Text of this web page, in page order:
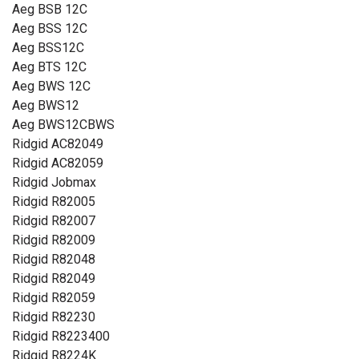
Aeg BSB 12C
Aeg BSS 12C
Aeg BSS12C
Aeg BTS 12C
Aeg BWS 12C
Aeg BWS12
Aeg BWS12CBWS
Ridgid AC82049
Ridgid AC82059
Ridgid Jobmax
Ridgid R82005
Ridgid R82007
Ridgid R82009
Ridgid R82048
Ridgid R82049
Ridgid R82059
Ridgid R82230
Ridgid R8223400
Ridgid R8224K